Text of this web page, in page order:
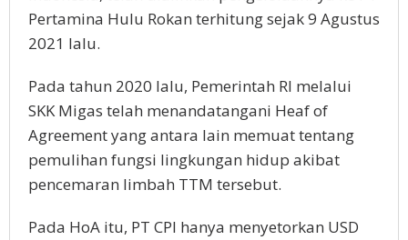
Pertamina Hulu Rokan terhitung sejak 9 Agustus
2021 lalu.
Pada tahun 2020 lalu, Pemerintah RI melalui
SKK Migas telah menandatangani Heaf of
Agreement yang antara lain memuat tentang
pemulihan fungsi lingkungan hidup akibat
pencemaran limbah TTM tersebut.
Pada HoA itu, PT CPI hanya menyetorkan USD